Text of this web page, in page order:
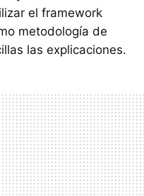
el framework
metodología de
las explicaciones.